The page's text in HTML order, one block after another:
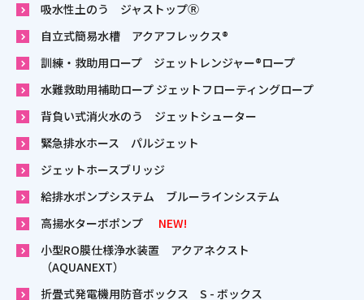
吸水性土のう ジャストップⓇ
自立式簡易水槽 アクアフレックス®
訓練・救助用ロープ ジェットレンジャー®ロープ
水難救助用補助ロープ ジェットフローティングロープ
背負い式消火水のう ジェットシューター
緊急排水ホース パルジェット
ジェットホースブリッジ
給排水ポンプシステム ブルーラインシステム
高揚水ターボポンプ
NEW!
小型RO膜仕様浄水装置 アクアネクスト
（AQUANEXT）
折畳式発電機用防音ボックス S - ボックス